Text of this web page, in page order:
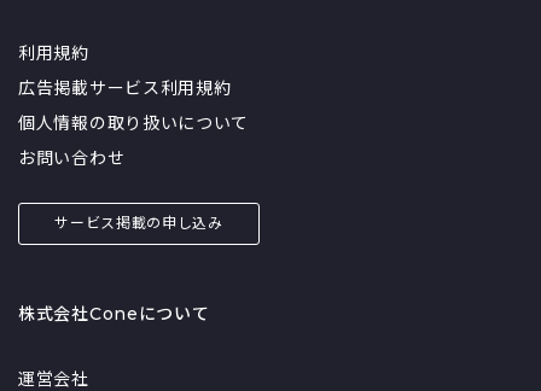
利用規約
広告掲載サービス利用規約
個人情報の取り扱いについて
お問い合わせ
サービス掲載の申し込み
株式会社Coneについて
運営会社